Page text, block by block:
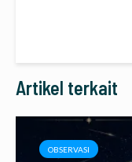
Artikel terkait
OBSERVASI